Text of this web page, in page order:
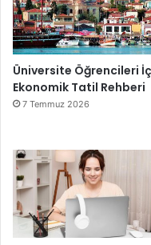
Üniversite Öğrencileri
Ekonomik Tatil Rehberi
7 Temmuz 2026